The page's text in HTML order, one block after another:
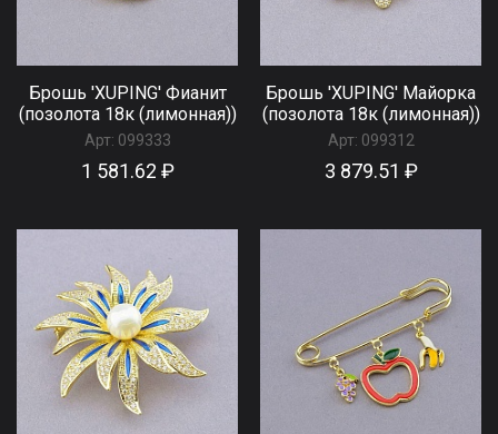
Брошь 'XUPING' Фианит
(позолота 18к (лимонная))
Арт: 099333
1 581.62 ₽
Брошь 'XUPING' Майорка
(позолота 18к (лимонная))
Арт: 099312
3 879.51 ₽